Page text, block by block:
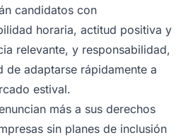
candidatos con
horaria, actitud positiva y
relevante, y responsabilidad,
de adaptarse rápidamente a
estival.
más a sus derechos
sin planes de inclusión